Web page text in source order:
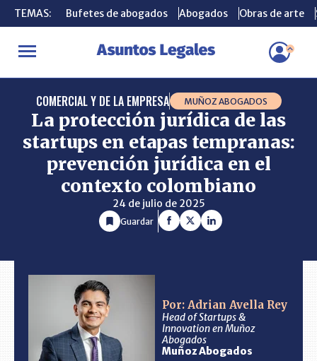
TEMAS: Bufetes de abogados Abogados Obras de arte
INICIO CONSULTORIO La protección jurídica de las startups
TEMAS: Bufetes de abogados Abogados Obras de arte
COMERCIAL Y DE LA EMPRESA MUÑOZ ABOGADOS
La protección jurídica de las
startups en etapas tempranas:
prevención jurídica en el
contexto colombiano
24 de julio de 2025
Guardar
Por: Adrian Avella Rey
Head of Startups &
Innovation en Muñoz
Abogados
Muñoz Abogados